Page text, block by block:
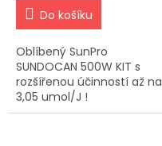
Do košíku
Oblíbený SunPro
SUNDOCAN 500W KIT s
rozšířenou účinností až na
3,05 umol/J !